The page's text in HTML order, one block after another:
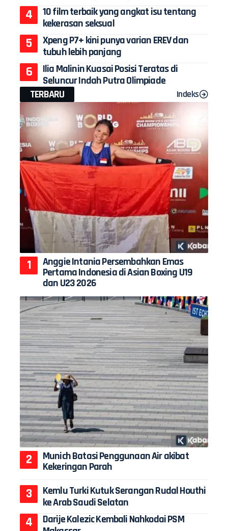
10 film terbaik yang angkat isu tentang
kekerasan seksual
Xpeng P7+ kini punya varian EREV dan
tubuh lebih panjang
Ilia Malinin Kuasai Posisi Teratas di
Seluncur Indah Putra Olimpiade
TERBARU
Indeks
Anggie Intania Persembahkan Emas
Pertama Indonesia di Asian Boxing U19
dan U23 2026
Munich Batasi Penggunaan Air akibat
Kekeringan Parah
Kemlu Turki Kutuk Serangan Rudal Houthi
ke Arab Saudi Selatan
Darije Kalezic Kembali Nahkodai PSM